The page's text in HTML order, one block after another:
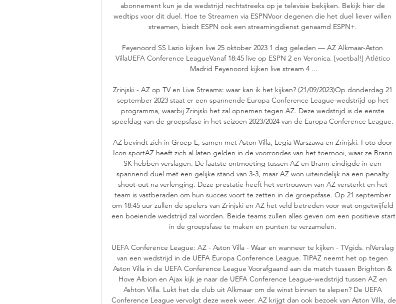
abonnement kun je de wedstrijd rechtstreeks op je televisie bekijken. Bekijk hier de
wedtips voor dit duel. Hoe te Streamen via ESPNVoor degenen die het duel liever willen
streamen, biedt ESPN ook een streamingdienst genaamd ESPN+.
Feyenoord SS Lazio kijken live 25 oktober 2023 1 dag geleden — AZ Alkmaar-Aston
VillaUEFA Conference LeagueVanaf 18:45 live op ESPN 2 en Veronica. [voetbal!] Atlético
Madrid Feyenoord kijken live stream 4 ...
Zrinjski - AZ op TV en Live Streams: waar kan ik het kijken? (21/09/2023)Op donderdag 21
september 2023 staat er een spannende Europa Conference League-wedstrijd op het
programma, waarbij Zrinjski het zal opnemen tegen AZ. Deze wedstrijd is de eerste
speeldag van de groepsfase in het seizoen 2023/2024 van de Europa Conference League.
AZ bevindt zich in Groep E, samen met Aston Villa, Legia Warszawa en Zrinjski. Foto door
Icon sportAZ heeft zich al laten gelden in de voorrondes van het toernooi, waar ze Brann
SK hebben verslagen. De laatste ontmoeting tussen AZ en Brann eindigde in een
spannend duel met een gelijke stand van 3-3, maar AZ won uiteindelijk na een penalty
shoot-out na verlenging. Deze prestatie heeft het vertrouwen van AZ versterkt en het
team is vastberaden om hun succes voort te zetten in de groepsfase. Op 21 september
om 18:45 uur zullen de spelers van Zrinjski en AZ het veld betreden voor wat ongetwijfeld
een boeiende wedstrijd zal worden. Beide teams zullen alles geven om een positieve start
in de groepsfase te maken en punten te verzamelen.
UEFA Conference League: AZ - Aston Villa - Waar en wanneer te kijken - TVgids. nlVerslag
van een wedstrijd in de UEFA Europa Conference League. TIPAZ neemt het op tegen
Aston Villa in de UEFA Conference League Voorafgaand aan de match tussen Brighton &
Hove Albion en Ajax kijk je naar de UEFA Conference League-wedstrijd tussen AZ en
Ashton Villa. Lukt het de club uit Alkmaar om de winst binnen te slepen? De UEFA
Conference League vervolgt deze week weer. AZ krijgt dan ook bezoek van Aston Villa, de